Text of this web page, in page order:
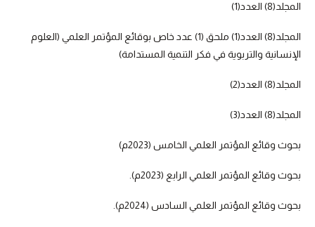
المجلد(8) العدد(1)
المجلد(8) العدد(1) ملحق (1) عدد خاص بوقائع المؤتمر العلمي (العلوم
الإنسانية والتربوية في فكر التنمية المستدامة)
المجلد(8) العدد(2)
المجلد(8) العدد(3)
بحوث وقائع المؤتمر العلمي الخامس (2023م)
بحوث وقائع المؤتمر العلمي الرابع (2023م).
بحوث وقائع المؤتمر العلمي السادس (2024م).